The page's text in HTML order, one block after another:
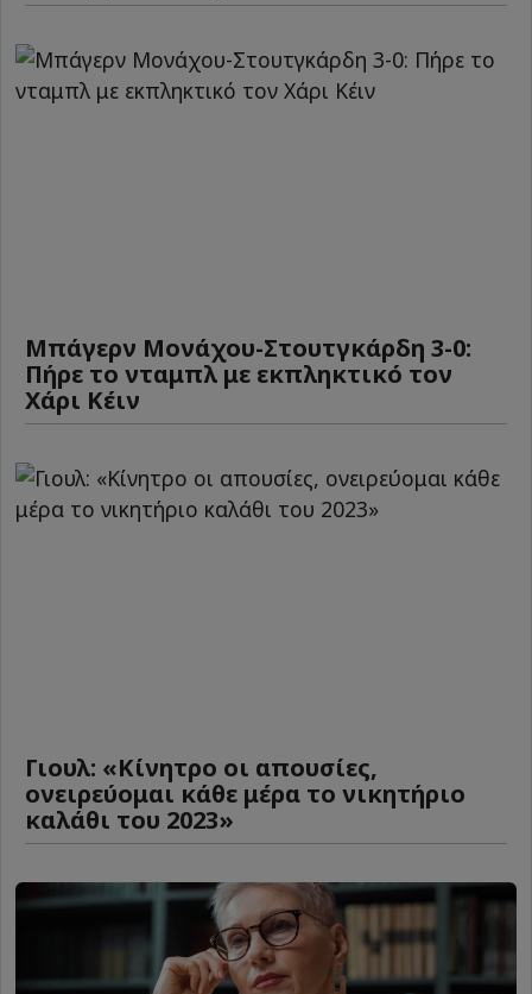
Μπάγερν Μονάχου-Στουτγκάρδη 3-0:
Πήρε το νταμπλ με εκπληκτικό τον
Χάρι Κέιν
Γιουλ: «Κίνητρο οι απουσίες,
ονειρεύομαι κάθε μέρα το νικητήριο
καλάθι του 2023»